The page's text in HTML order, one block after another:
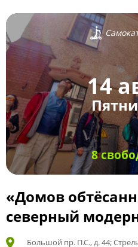
14
8
«Домов
северный
Большой пр. П.С., д. 44;